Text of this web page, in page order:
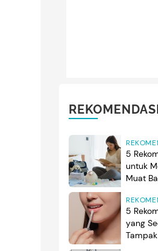
5
untuk
Muat
5
yang